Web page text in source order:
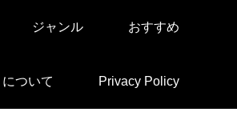
ジャンル おすすめ
ついて Privacy Policy